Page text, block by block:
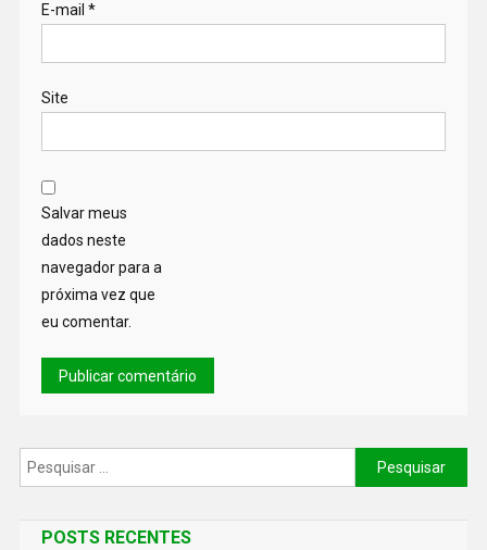
E-mail *
Site
Salvar meus
dados neste
navegador para a
próxima vez que
eu comentar.
POSTS RECENTES